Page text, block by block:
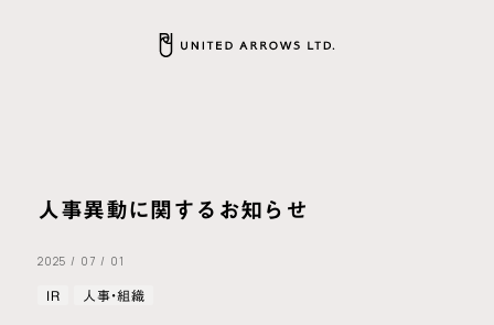
人事異動に関するお知らせ
2025 / 07 / 01
IR 人事・組織